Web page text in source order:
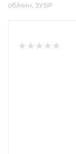
об/мин, ЗУБР